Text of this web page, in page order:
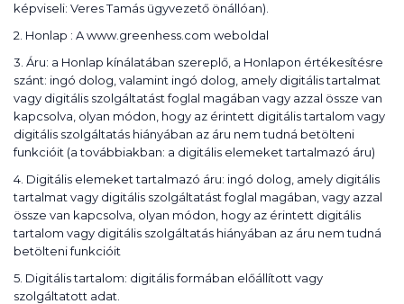
képviseli: Veres Tamás ügyvezető önállóan).
2. Honlap : A www.greenhess.com weboldal
3. Áru: a Honlap kínálatában szereplő, a Honlapon értékesítésre
szánt: ingó dolog, valamint ingó dolog, amely digitális tartalmat
vagy digitális szolgáltatást foglal magában vagy azzal össze van
kapcsolva, olyan módon, hogy az érintett digitális tartalom vagy
digitális szolgáltatás hiányában az áru nem tudná betölteni
funkcióit (a továbbiakban: a digitális elemeket tartalmazó áru)
4. Digitális elemeket tartalmazó áru: ingó dolog, amely digitális
tartalmat vagy digitális szolgáltatást foglal magában, vagy azzal
össze van kapcsolva, olyan módon, hogy az érintett digitális
tartalom vagy digitális szolgáltatás hiányában az áru nem tudná
betölteni funkcióit
5. Digitális tartalom: digitális formában előállított vagy
szolgáltatott adat.